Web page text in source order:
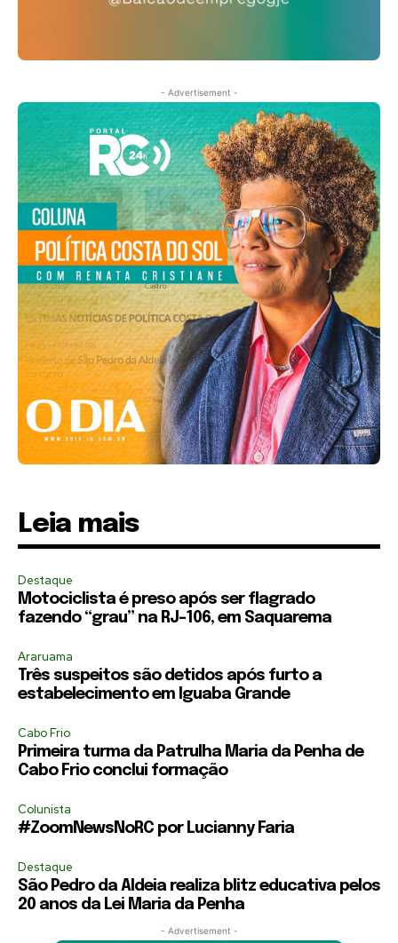
- Advertisement -
Leia mais
Destaque
Motociclista é preso após ser flagrado
fazendo “grau” na RJ-106, em Saquarema
Araruama
Três suspeitos são detidos após furto a
estabelecimento em Iguaba Grande
Cabo Frio
Primeira turma da Patrulha Maria da Penha de
Cabo Frio conclui formação
Colunista
#ZoomNewsNoRC por Lucianny Faria
Destaque
São Pedro da Aldeia realiza blitz educativa pelos
20 anos da Lei Maria da Penha
- Advertisement -